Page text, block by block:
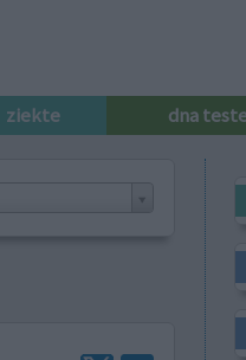
ziekte dna